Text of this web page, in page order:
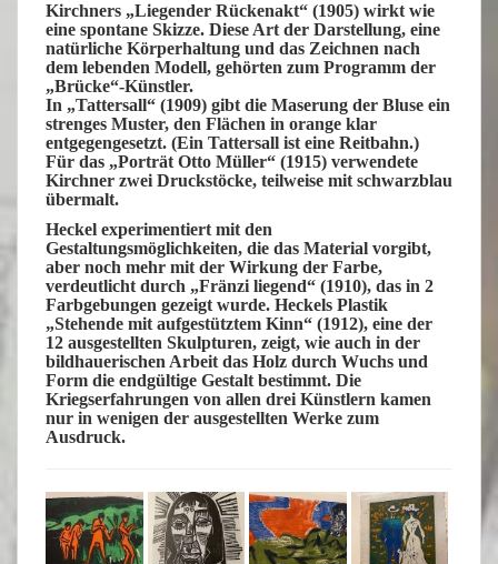
Kirchners „Liegender Rückenakt“ (1905) wirkt wie
eine spontane Skizze. Diese Art der Darstellung, eine
natürliche Körperhaltung und das Zeichnen nach
dem lebenden Modell, gehörten zum Programm der
„Brücke“-Künstler.
In „Tattersall“ (1909) gibt die Maserung der Bluse ein
strenges Muster, den Flächen in orange klar
entgegengesetzt. (Ein Tattersall ist eine Reitbahn.)
Für das „Porträt Otto Müller“ (1915) verwendete
Kirchner zwei Druckstöcke, teilweise mit schwarzblau
übermalt.
Heckel experimentiert mit den
Gestaltungsmöglichkeiten, die das Material vorgibt,
aber noch mehr mit der Wirkung der Farbe,
verdeutlicht durch „Fränzi liegend“ (1910), das in 2
Farbgebungen gezeigt wurde. Heckels Plastik
„Stehende mit aufgestütztem Kinn“ (1912), eine der
12 ausgestellten Skulpturen, zeigt, wie auch in der
bildhauerischen Arbeit das Holz durch Wuchs und
Form die endgültige Gestalt bestimmt. Die
Kriegserfahrungen von allen drei Künstlern kamen
nur in wenigen der ausgestellten Werke zum
Ausdruck.